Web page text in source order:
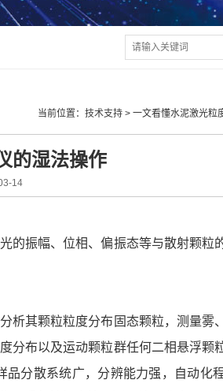
当前位置： 技术支持 > 一文看懂水泥激光粒
的湿法操作
14
的振幅、位相、偏振态等与散射颗粒
析其颗粒粒度分布固态颗粒，测量雾
分布以及运动颗粒群任何二相悬浮颗
分散系统广，分辨能力强，自动化